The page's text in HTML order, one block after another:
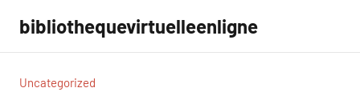
contenu
bibliothequevirtuelleenligne
Uncategorized